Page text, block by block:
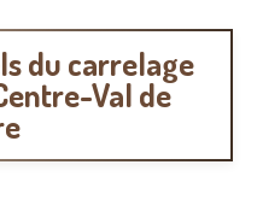
du carrelage
Val de